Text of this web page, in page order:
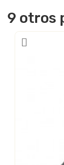
9 otros